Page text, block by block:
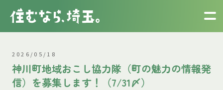
2026/05/18
神川町地域おこし協力隊（町の魅力の情報発
信）を募集します！（7/31〆）